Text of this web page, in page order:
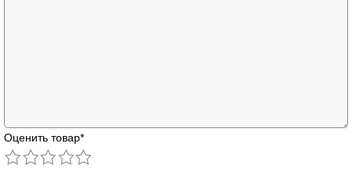
Оценить товар*